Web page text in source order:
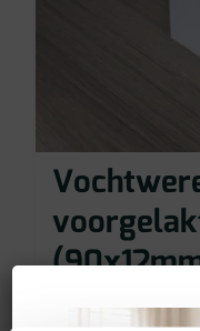
11,95 incl BTW